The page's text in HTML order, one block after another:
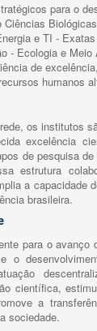
para o
e TI -
- Ecologia e Meio
de
humanos
os institutos
excelência
de pesquisa
estrutura
a capacidade
brasileira.
para o avanço
o
científica,
a
sociedade.